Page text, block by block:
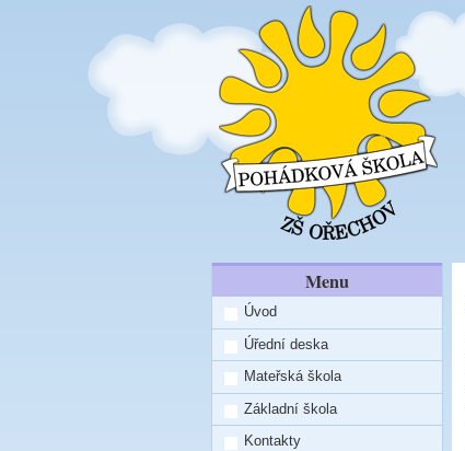
Menu
Úvod
Úřední deska
Mateřská škola
Základní škola
Kontakty